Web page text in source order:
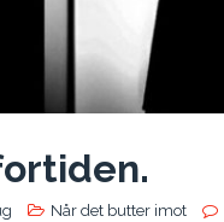
Når det butter imot